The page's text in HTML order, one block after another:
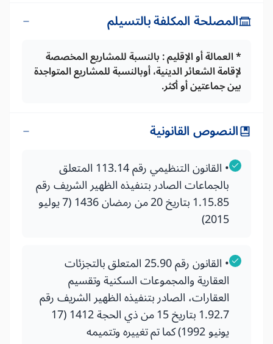
المصلحة المكلفة بالتسيلم
* العمالة أو الإقليم : بالنسبة للمشاريع المخصصة
لإقامة الشعائر الدينية، أوبالنسبة للمشاريع المتواجدة
بين جماعتين أو أكثر.
النصوص القانونية
• القانون التنظيمي رقم 113.14 المتعلق
بالجماعات الصادر بتنفيذه الظهير الشريف رقم
1.15.85 بتاريخ 20 من رمضان 1436 (7 يوليو
2015)
• القانون رقم 25.90 المتعلق بالتجزئات
العقارية والمجموعات السكنية وتقسيم
العقارات، الصادر بتنفيذه الظهير الشريف رقم
1.92.7 بتاريخ 15 من ذي الحجة 1412 (17
يونيو 1992) كما تم تغييره وتتميمه